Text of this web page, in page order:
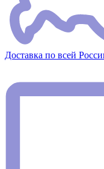
Доставка по всей